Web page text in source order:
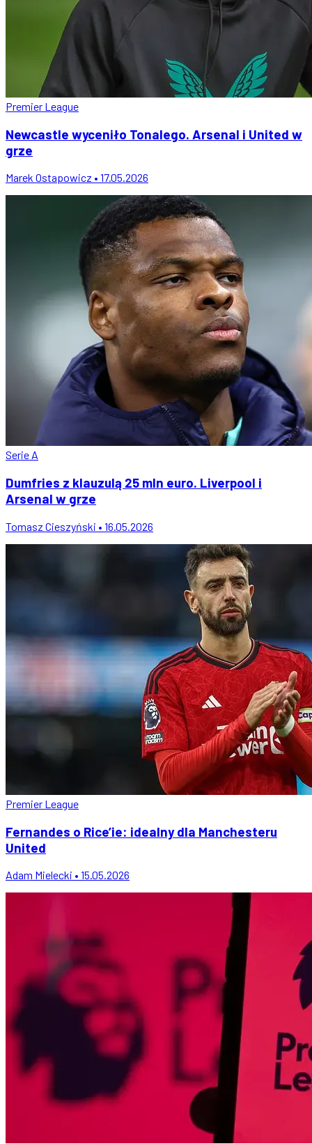
Premier League
Newcastle wyceniło Tonalego. Arsenal i United w
grze
Marek Ostapowicz • 17.05.2026
Serie A
Dumfries z klauzulą 25 mln euro. Liverpool i
Arsenal w grze
Tomasz Cieszyński • 16.05.2026
Premier League
Fernandes o Rice’ie: idealny dla Manchesteru
United
Adam Mielecki • 15.05.2026